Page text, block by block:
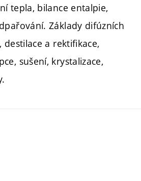
tepla, bilance entalpie,
Základy difúzních
destilace a rektifikace,
sušení, krystalizace,